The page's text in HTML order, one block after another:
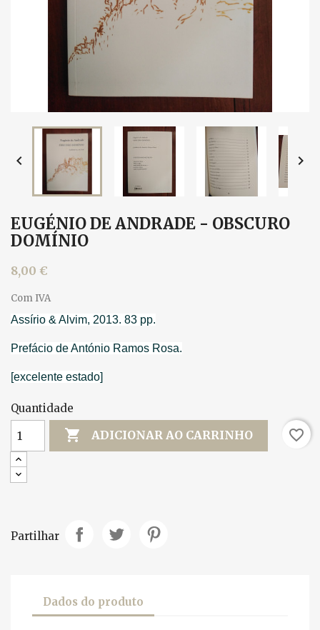
 
EUGÉNIO DE ANDRADE - OBSCURO
DOMÍNIO
8,00 €
Com IVA
Assírio & Alvim, 2013. 83 pp.
Prefácio de António Ramos Rosa.
[excelente estado]
Quantidade
 ADICIONAR AO CARRINHO favorite_border
Partilhar
Dados do produto